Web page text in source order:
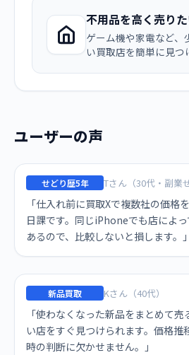
不用品を高く売り
ゲーム機や家電など、
い買取店を簡単に見つ
ユーザーの声
せどり歴5年 Tさん（30代・副業
「仕入れ前に買取Xで複数社の価格
日課です。同じiPhoneでも店によ
あるので、比較しないと損します。」
新品買取 Kさん（40代）
「使わなくなった新品をまとめて
い店をすぐ見つけられます。価格推
時の判断に欠かせません。」